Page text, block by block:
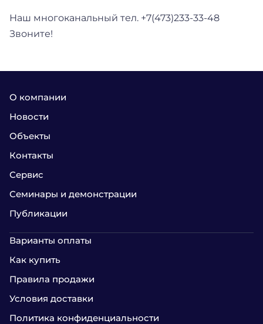
Наш многоканальный тел. +7(473)233-33-48
Звоните!
О компании
Новости
Объекты
Контакты
Сервис
Семинары и демонстрации
Публикации
Варианты оплаты
Как купить
Правила продажи
Условия доставки
Политика конфиденциальности